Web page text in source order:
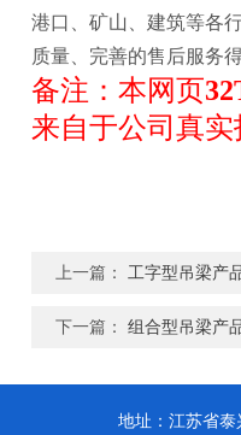
港口、矿山、建筑等各
质量、完善的售后服务
备注：本网页
来自于公司真实
上一篇： 工字型吊梁产
下一篇：组合型吊梁产
地址：江苏省